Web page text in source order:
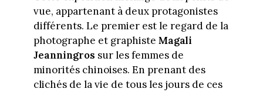
vue, appartenant à deux protagonistes
différents. Le premier est le regard de la
photographe et graphiste Magali
Jeanningros sur les femmes de
minorités chinoises. En prenant des
clichés de la vie de tous les jours de ces